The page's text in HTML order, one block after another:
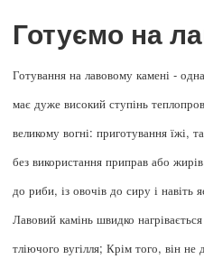
Готуємо на
Готування на лавовому камені -
має дуже високий ступінь
великому вогні: приготування
без використання приправ або
до риби, із овочів до сиру і навіть
Лавовий камінь швидко
тліючого вугілля; Крім того, він